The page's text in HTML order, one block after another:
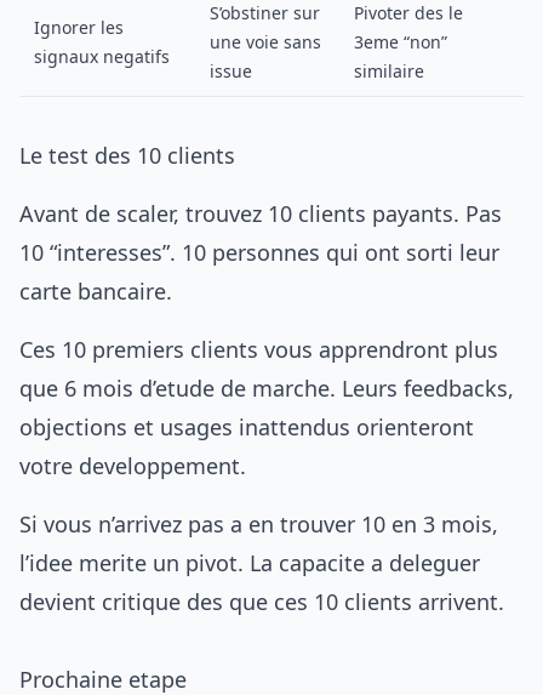
Ignorer les
signaux negatifs
S’obstiner sur
une voie sans
issue
Pivoter des le
3eme “non”
similaire
Le test des 10 clients
Avant de scaler, trouvez 10 clients payants. Pas
10 “interesses”. 10 personnes qui ont sorti leur
carte bancaire.
Ces 10 premiers clients vous apprendront plus
que 6 mois d’etude de marche. Leurs feedbacks,
objections et usages inattendus orienteront
votre developpement.
Si vous n’arrivez pas a en trouver 10 en 3 mois,
l’idee merite un pivot. La capacite a deleguer
devient critique des que ces 10 clients arrivent.
Prochaine etape